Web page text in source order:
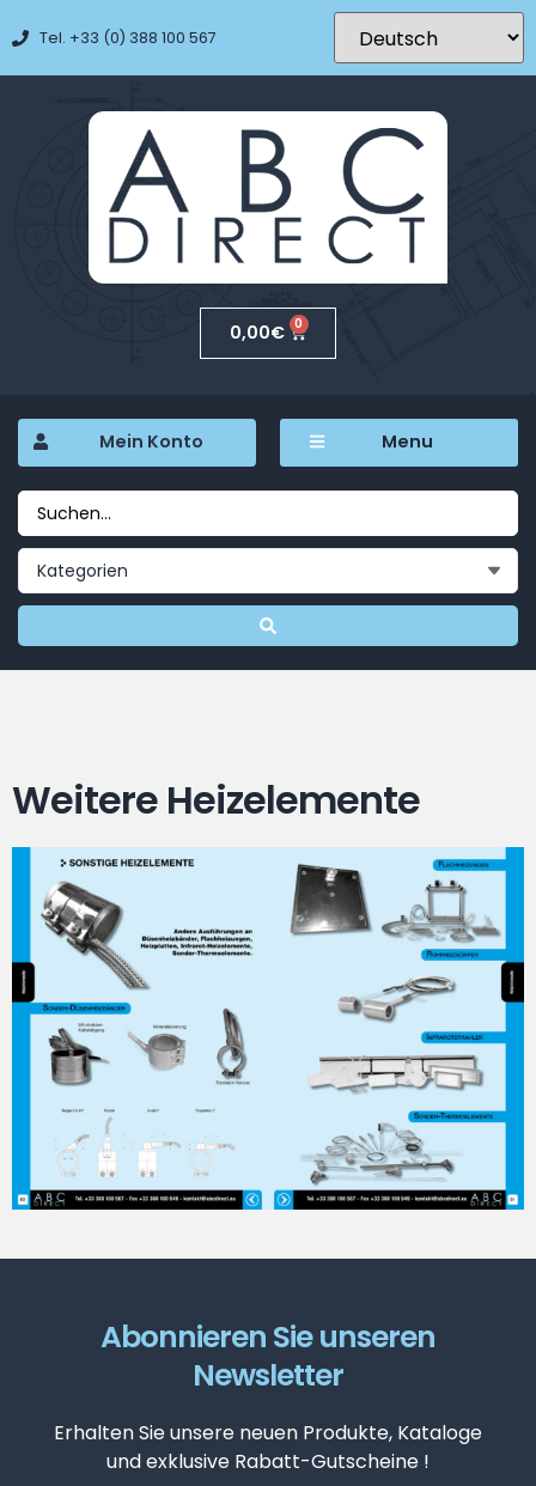
Tel. +33 (0) 388 100 567
0,00€ 0
Mein Konto Menu
Weitere Heizelemente
Abonnieren Sie unseren
Newsletter
Erhalten Sie unsere neuen Produkte, Kataloge
und exklusive Rabatt-Gutscheine !